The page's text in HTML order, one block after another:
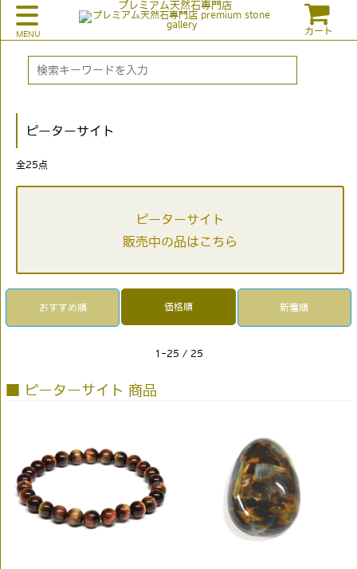
プレミアム天然石専門店
カート
ピーターサイト
全25点
ピーターサイト
販売中の品はこちら
おすすめ順 価格順 新着順
1-25 / 25
■ ピーターサイト 商品